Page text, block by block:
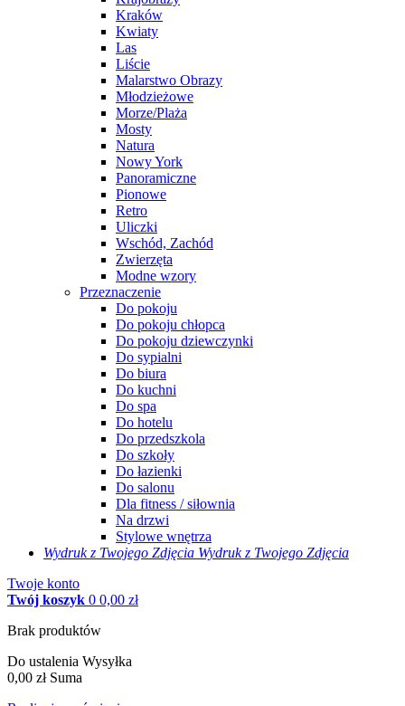
Kraków
Kwiaty
Las
Liście
Malarstwo Obrazy
Młodzieżowe
Morze/Plaża
Mosty
Natura
Nowy York
Panoramiczne
Pionowe
Retro
Uliczki
Wschód, Zachód
Zwierzęta
Modne wzory
Przeznaczenie
Do pokoju
Do pokoju chłopca
Do pokoju dziewczynki
Do sypialni
Do biura
Do kuchni
Do spa
Do hotelu
Do przedszkola
Do szkoły
Do łazienki
Do salonu
Dla fitness / siłownia
Na drzwi
Stylowe wnętrza
Wydruk z Twojego Zdjęcia Wydruk z Twojego Zdjęcia
Twoje konto
Twój koszyk 0 0,00 zł
Brak produktów
Do ustalenia Wysyłka
0,00 zł Suma